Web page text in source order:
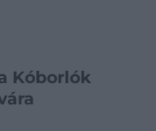
Kóborlók